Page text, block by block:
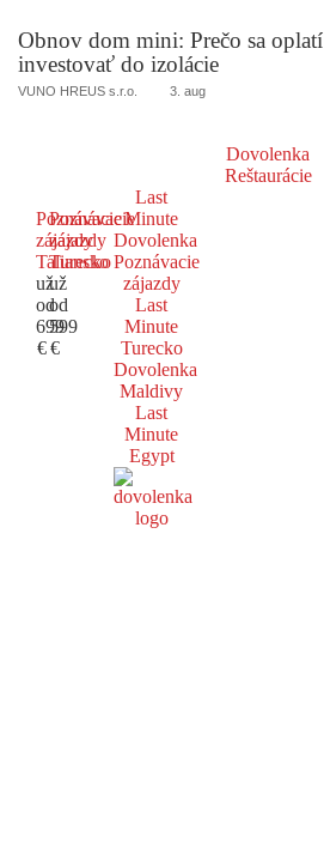
Obnov dom mini: Prečo sa oplatí
investovať do izolácie
VUNO HREUS s.r.o. 3. aug
Dovolenka
Reštaurácie
Poznávacie
zájazdy
Taliansko
už
od
699
€
Poznávacie
zájazdy
Turecko
už
od
599
€
Last
Minute
Dovolenka
Poznávacie
zájazdy
Last
Minute
Turecko
Dovolenka
Maldivy
Last
Minute
Egypt